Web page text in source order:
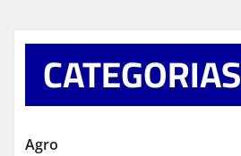
CATEGORIAS
Agro